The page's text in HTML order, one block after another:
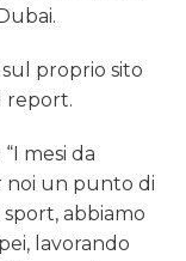
proprio sito
report.
mesi da
noi un punto di
abbiamo
lavorando